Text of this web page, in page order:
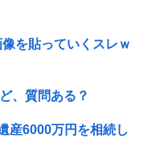
を貼っていくスレｗ
、質問ある？
産6000万円を相続し